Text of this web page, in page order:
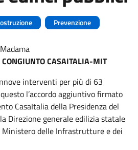
Prevenzione
CASAITALIA-MIT
interventi per più di 63
l’accordo aggiuntivo firmato
CasaItalia della Presidenza del
Direzione generale edilizia statale
delle Infrastrutture e dei